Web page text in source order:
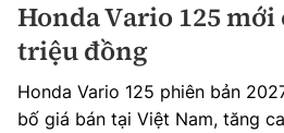
Honda Vario 125 mới
triệu đồng
Honda Vario 125 phiên bản
bố giá bán tại Việt Nam, tăng